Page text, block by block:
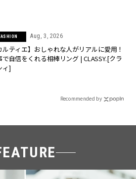
Aug, 3, 2026
ルティエ】おしゃれな人がリアルに愛用！
で自信をくれる相棒リング | CLASSY.[クラ
ィ]
Recommended by